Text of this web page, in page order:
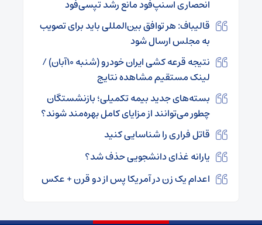
انحصاری اسنپ‌فود مانع رشد تپسی‌فود
قالیباف: هر توافق بین‌المللی باید برای تصویب
به مجلس ارسال شود
نتیجه قرعه کشی ایران خودرو (شنبه ۱۰آبان) /
لینک مستقیم مشاهده نتایج
بسته‌های جدید بیمه تکمیلی؛ بازنشستگان
چطور می‌توانند از مزایای کامل بهره‌مند شوند؟
قاتل فراری را شناسایی کنید
یارانه غذای دانشجویی حذف شد؟
اعدام یک زن در آمریکا پس از دو قرن + عکس